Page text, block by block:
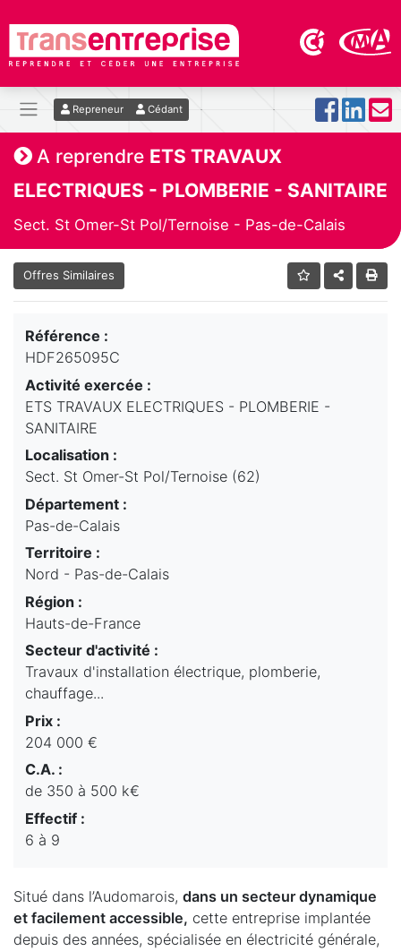
Repreneur Cédant
A reprendre ETS TRAVAUX
ELECTRIQUES - PLOMBERIE - SANITAIRE
Sect. St Omer-St Pol/Ternoise - Pas-de-Calais
Offres Similaires
Référence :
HDF265095C
Activité exercée :
ETS TRAVAUX ELECTRIQUES - PLOMBERIE -
SANITAIRE
Localisation :
Sect. St Omer-St Pol/Ternoise (62)
Département :
Pas-de-Calais
Territoire :
Nord - Pas-de-Calais
Région :
Hauts-de-France
Secteur d'activité :
Travaux d'installation électrique, plomberie,
chauffage...
Prix :
204 000 €
C.A. :
de 350 à 500 k€
Effectif :
6 à 9
Situé dans l’Audomarois, dans un secteur dynamique
et facilement accessible, cette entreprise implantée
depuis des années, spécialisée en électricité générale,